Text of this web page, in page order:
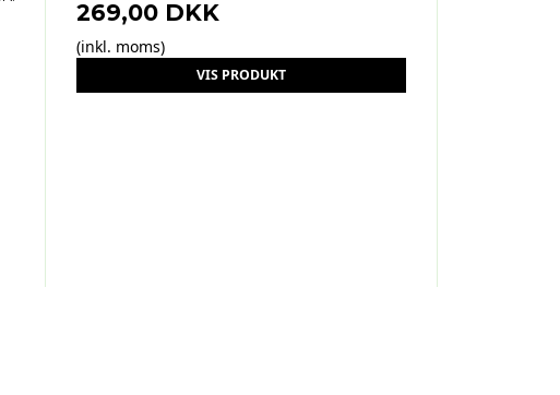
269,00 DKK
(inkl. moms)
VIS PRODUKT